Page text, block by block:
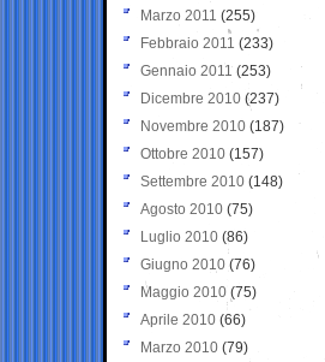
Marzo 2011 (255)
Febbraio 2011 (233)
Gennaio 2011 (253)
Dicembre 2010 (237)
Novembre 2010 (187)
Ottobre 2010 (157)
Settembre 2010 (148)
Agosto 2010 (75)
Luglio 2010 (86)
Giugno 2010 (76)
Maggio 2010 (75)
Aprile 2010 (66)
Marzo 2010 (79)